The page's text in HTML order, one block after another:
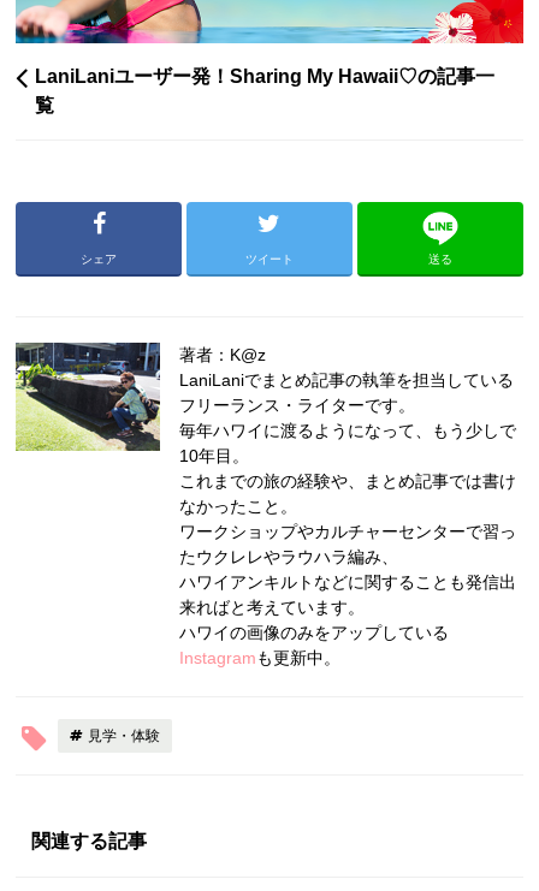
LaniLaniユーザー発！Sharing My Hawaii♡の記事一
覧
シェア ツイート 送る
著者：K@z
LaniLaniでまとめ記事の執筆を担当している
フリーランス・ライターです。
毎年ハワイに渡るようになって、もう少しで
10年目。
これまでの旅の経験や、まとめ記事では書け
なかったこと。
ワークショップやカルチャーセンターで習っ
たウクレレやラウハラ編み、
ハワイアンキルトなどに関することも発信出
来ればと考えています。
ハワイの画像のみをアップしている
Instagramも更新中。
見学・体験
関連する記事